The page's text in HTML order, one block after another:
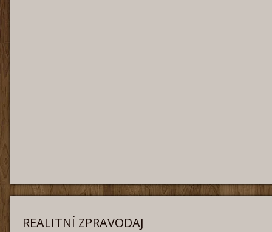
REALITNÍ ZPRAVODAJ